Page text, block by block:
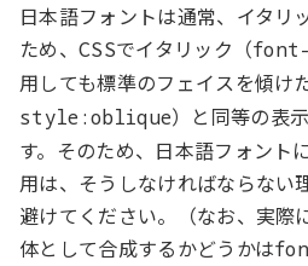
日本語フォントは通常、イタリ
ため、CSSでイタリック（
用しても標準のフェイスを傾け
style:oblique）と同等の表
す。そのため、日本語フォント
用は、そうしなければならない
避けてください。（なお、実際
体として合成するかどうかは